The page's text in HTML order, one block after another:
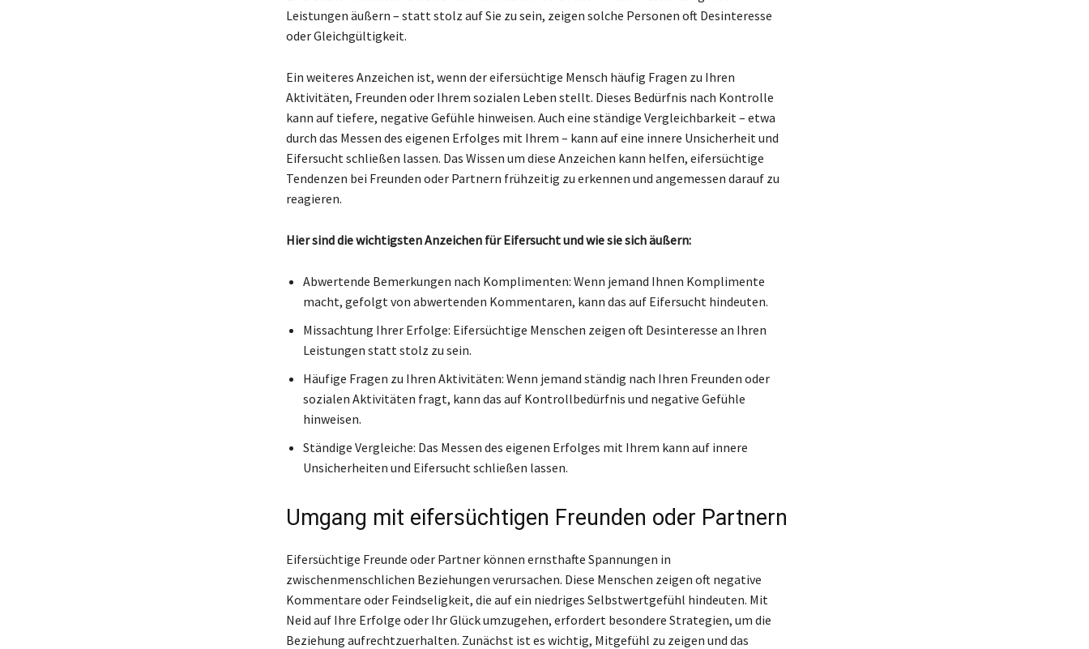
Leistungen äußern – statt stolz auf Sie zu sein, zeigen solche Personen oft Desinteresse
oder Gleichgültigkeit.
Ein weiteres Anzeichen ist, wenn der eifersüchtige Mensch häufig Fragen zu Ihren
Aktivitäten, Freunden oder Ihrem sozialen Leben stellt. Dieses Bedürfnis nach Kontrolle
kann auf tiefere, negative Gefühle hinweisen. Auch eine ständige Vergleichbarkeit – etwa
durch das Messen des eigenen Erfolges mit Ihrem – kann auf eine innere Unsicherheit und
Eifersucht schließen lassen. Das Wissen um diese Anzeichen kann helfen, eifersüchtige
Tendenzen bei Freunden oder Partnern frühzeitig zu erkennen und angemessen darauf zu
reagieren.
Hier sind die wichtigsten Anzeichen für Eifersucht und wie sie sich äußern:
Abwertende Bemerkungen nach Komplimenten: Wenn jemand Ihnen Komplimente
macht, gefolgt von abwertenden Kommentaren, kann das auf Eifersucht hindeuten.
Missachtung Ihrer Erfolge: Eifersüchtige Menschen zeigen oft Desinteresse an Ihren
Leistungen statt stolz zu sein.
Häufige Fragen zu Ihren Aktivitäten: Wenn jemand ständig nach Ihren Freunden oder
sozialen Aktivitäten fragt, kann das auf Kontrollbedürfnis und negative Gefühle
hinweisen.
Ständige Vergleiche: Das Messen des eigenen Erfolges mit Ihrem kann auf innere
Unsicherheiten und Eifersucht schließen lassen.
Umgang mit eifersüchtigen Freunden oder Partnern
Eifersüchtige Freunde oder Partner können ernsthafte Spannungen in
zwischenmenschlichen Beziehungen verursachen. Diese Menschen zeigen oft negative
Kommentare oder Feindseligkeit, die auf ein niedriges Selbstwertgefühl hindeuten. Mit
Neid auf Ihre Erfolge oder Ihr Glück umzugehen, erfordert besondere Strategien, um die
Beziehung aufrechtzuerhalten. Zunächst ist es wichtig, Mitgefühl zu zeigen und das